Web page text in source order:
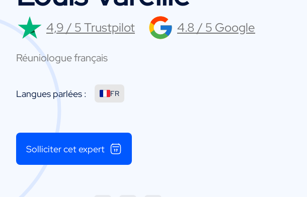
4,9 / 5 Trustpilot 4.8 / 5 Google
Réuniologue français
Langues parlées : FR
Solliciter cet expert